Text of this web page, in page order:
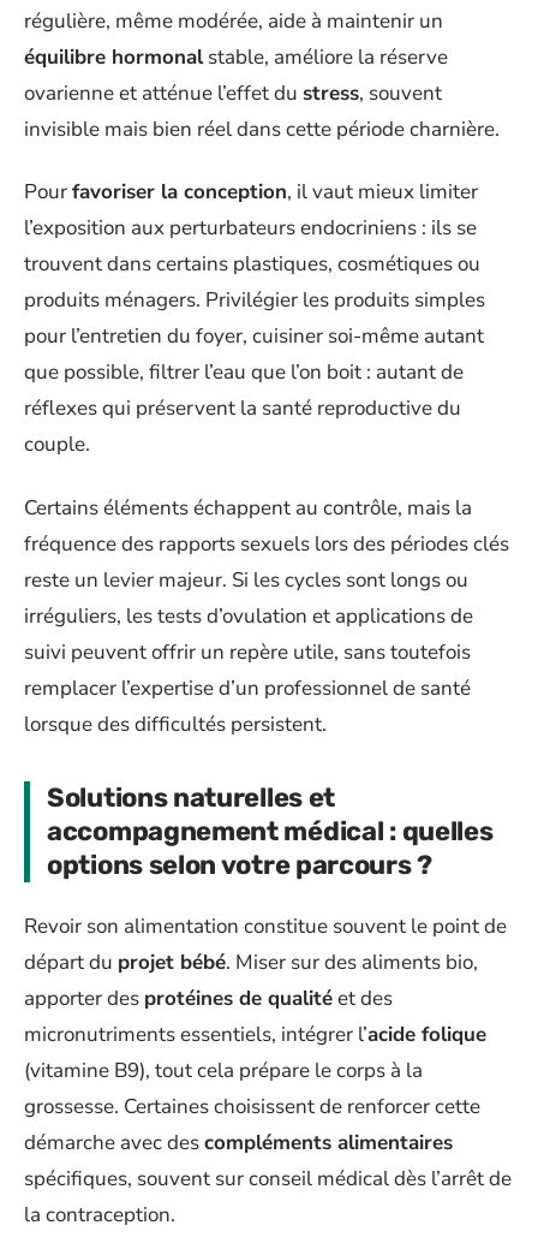
régulière, même modérée, aide à maintenir un
équilibre hormonalstable, améliore la réserve
ovarienne et atténue l’effet du stress, souvent
invisible mais bien réel dans cette période charnière.
Pourfavoriser la conception, il vaut mieux limiter
l’exposition aux perturbateurs endocriniens : ils se
trouvent dans certains plastiques, cosmétiques ou
produits ménagers. Privilégier les produits simples
pour l’entretien du foyer, cuisiner soi-même autant
que possible, filtrer l’eau que l’on boit : autant de
réflexes qui préservent la santé reproductive du
couple.
Certains éléments échappent au contrôle, mais la
fréquence des rapports sexuels lors des périodes clés
reste un levier majeur. Si les cycles sont longs ou
irréguliers, les tests d’ovulation et applications de
suivi peuvent offrir un repère utile, sans toutefois
remplacer l’expertise d’un professionnel de santé
lorsque des difficultés persistent.
Solutions naturelles et
accompagnement médical : quelles
options selon votre parcours ?
Revoir son alimentation constitue souvent le point de
départ du projet bébé. Miser sur des aliments bio,
apporter des protéines de qualitéet des
micronutriments essentiels, intégrer l’acide folique
(vitamine B9), tout cela prépare le corps à la
grossesse. Certaines choisissent de renforcer cette
démarche avec descompléments alimentaires
spécifiques, souvent sur conseil médical dès l’arrêt de
la contraception.